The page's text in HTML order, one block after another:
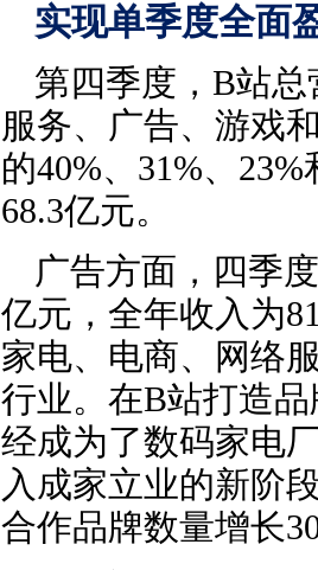
实现单季度全面
第四季度，B站总
服务、广告、游戏
的40%、31%、
68.3亿元。
广告方面，四季
亿元，全年收入为
家电、电商、网络
行业。在B站打造
经成为了数码家电
入成家立业的新阶
合作品牌数量增长